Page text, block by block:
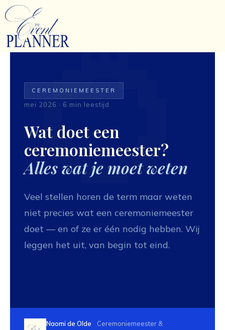
naar
inhoud
CEREMONIEMEESTER
mei 2026 · 6 min leestijd
Wat doet een
ceremoniemeester?
Alles wat je moet weten
Veel stellen horen de term maar weten
niet precies wat een ceremoniemeester
doet — en of ze er één nodig hebben. Wij
leggen het uit, van begin tot eind.
Naomi de Olde
Ceremoniemeester &